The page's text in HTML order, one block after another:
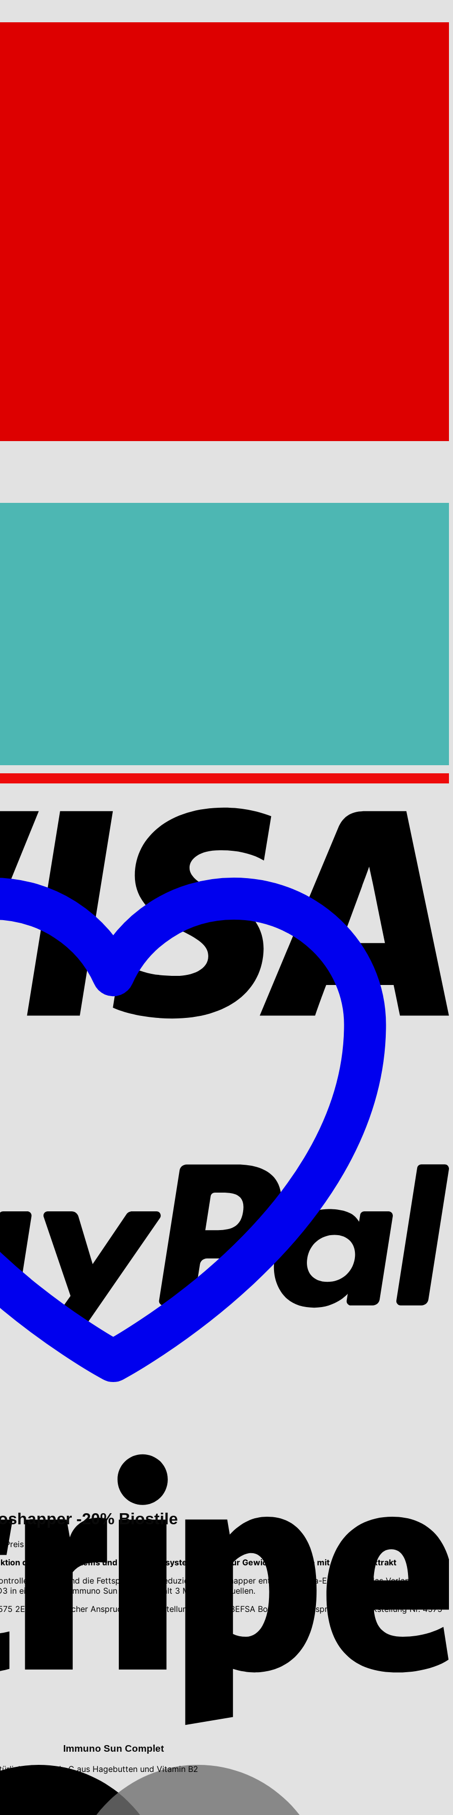
-20% Biostile
Preis ist: 63.20 €.
des Immunsystems und des Nervensystems sowie zur Gewichtskontrolle mit Garcinia-Extrakt
beiträgt¹ und die Fettspeicherung reduziert². Microshapper enthält Garcinia-Extrakt, der das Verlangen nach
in einer Kapsel. Immuno Sun Pulver enthält 3 Magnesiumquellen.
2EFSA Botanischer Anspruch auf Rückstellung Nr. 2057 3EFSA Botanischer Anspruch auf Rückstellung Nr. 4575
Immuno Sun Complet
Vitamin C aus Hagebutten und Vitamin B2